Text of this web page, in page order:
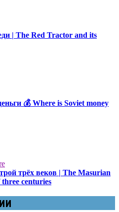
| The Red Tractor and its
💰 Where is Soviet money
трёх веков | The Masurian
centuries